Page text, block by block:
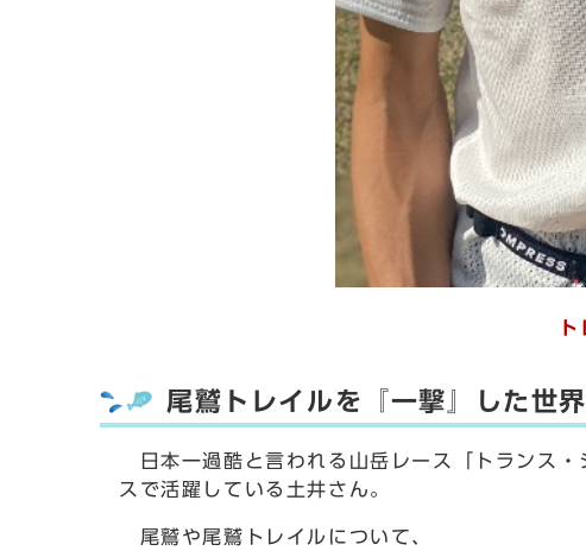
尾鷲トレイルを『一撃』した世
日本一過酷と言われる山岳レース「トランス
スで活躍している土井さん。
尾鷲や尾鷲トレイルについて、